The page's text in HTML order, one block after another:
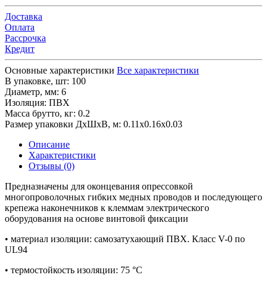
Доставка
Оплата
Рассрочка
Кредит
Основные характеристики Все характеристики
В упаковке, шт: 100
Диаметр, мм: 6
Изоляция: ПВХ
Масса брутто, кг: 0.2
Размер упаковки ДхШхВ, м: 0.11x0.16x0.03
Описание
Характеристики
Отзывы (0)
Предназначены для оконцевания опрессовкой
многопроволочных гибких медных проводов и последующего
крепежа наконечников к клеммам электрического
оборудования на основе винтовой фиксации
• материал изоляции: самозатухающий ПВХ. Класс V-0 по
UL94
• термостойкость изоляции: 75 °C